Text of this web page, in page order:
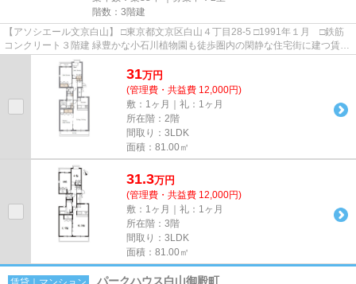
階数：3階建
【アソシエール文京白山】 □東京都文京区白山４丁目28-5 □1991年１月 □鉄筋
コンクリート３階建 緑豊かな小石川植物園も徒歩圏内の閑静な住宅街に建つ賃貸
マンションのご紹介です。...
31万円
(管理費・共益費 12,000円)
敷：1ヶ月｜礼：1ヶ月
所在階：2階
間取り：3LDK
面積：81.00㎡
31.3万円
(管理費・共益費 12,000円)
敷：1ヶ月｜礼：1ヶ月
所在階：3階
間取り：3LDK
面積：81.00㎡
パークハウス白山御殿町